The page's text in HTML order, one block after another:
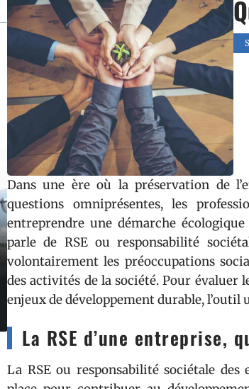
Dans une ère où la préservation de
questions omniprésentes, les
entreprendre une démarche
parle de RSE ou responsabilité
volontairement les préoccupations
des activités de la société. Pour
enjeux de développement durable, l’outil
La RSE d’une entreprise,
La RSE ou responsabilité sociétale des